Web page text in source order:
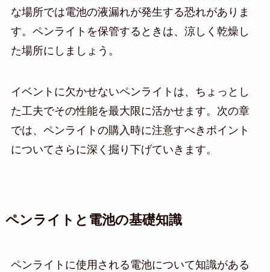
な場所では電池の液漏れが発生する恐れがありま
す。ペンライトを保管するときは、涼しく乾燥し
た場所にしましょう。
イベントに欠かせないペンライトは、ちょっとし
た工夫でその性能を最大限に活かせます。次の章
では、ペンライトの購入時に注意すべきポイント
についてさらに深く掘り下げていきます。
ペンライトと電池の基礎知識
ペンライトに使用される電池について知識がある